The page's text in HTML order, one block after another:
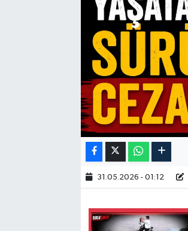
31.05.2026 - 01:12